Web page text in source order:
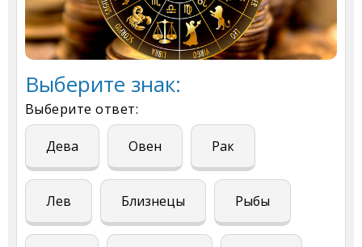
Выберите знак:
Выберите ответ:
Дева Овен Рак
Лев Близнецы Рыбы